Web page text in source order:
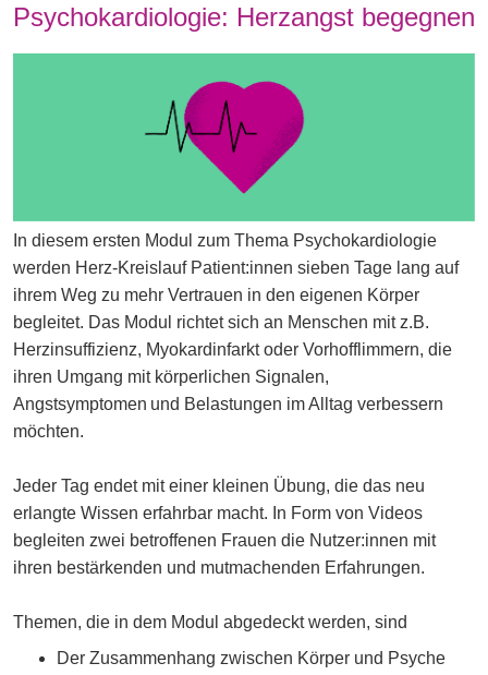
Psychokardiologie: Herzangst begegnen
In diesem ersten Modul zum Thema Psychokardiologie
werden Herz-Kreislauf Patient:innen sieben Tage lang auf
ihrem Weg zu mehr Vertrauen in den eigenen Körper
begleitet. Das Modul richtet sich an Menschen mit z.B.
Herzinsuffizienz, Myokardinfarkt oder Vorhofflimmern, die
ihren Umgang mit körperlichen Signalen,
Angstsymptomen und Belastungen im Alltag verbessern
möchten.
Jeder Tag endet mit einer kleinen Übung, die das neu
erlangte Wissen erfahrbar macht. In Form von Videos
begleiten zwei betroffenen Frauen die Nutzer:innen mit
ihren bestärkenden und mutmachenden Erfahrungen.
Themen, die in dem Modul abgedeckt werden, sind
Der Zusammenhang zwischen Körper und Psyche